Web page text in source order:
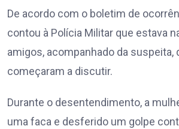
De acordo com o boletim de
contou à Polícia Militar que estava
amigos, acompanhado da suspeita,
começaram a discutir.
Durante o desentendimento, a
uma faca e desferido um golpe